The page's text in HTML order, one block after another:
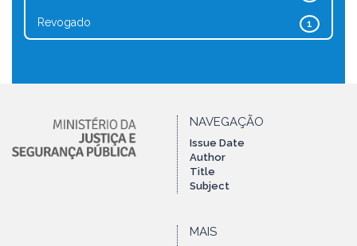
1
Revogado
NAVEGAÇÃO
Issue Date
Author
Title
Subject
MAIS